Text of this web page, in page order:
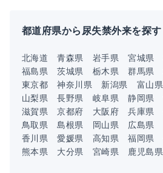
都道府県から尿失禁外来を探す
北海道 青森県 岩手県 宮城県
福島県
茨城県 栃木県 群馬県
東京都
神奈川県 新潟県 富山県
山梨県
長野県 岐阜県 静岡県
滋賀県
京都府 大阪府 兵庫県
鳥取県
島根県 岡山県 広島県
香川県
愛媛県 高知県 福岡県
熊本県
大分県 宮崎県 鹿児島県